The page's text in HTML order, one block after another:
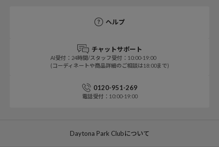
ヘルプ
チャットサポート
AI受付：24時間/スタッフ受付：10:00-19:00
(コーディネートや商品詳細のご相談は18:00まで)
0120-951-269
電話受付：10:00-19:00
Daytona Park Clubについて